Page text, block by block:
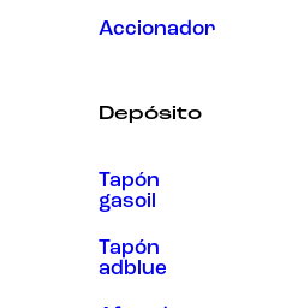
Accionador
Depósito
Tapón
gasoil
Tapón
adblue